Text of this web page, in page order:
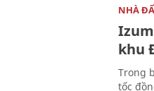
NHÀ
khu
Trong
tốc